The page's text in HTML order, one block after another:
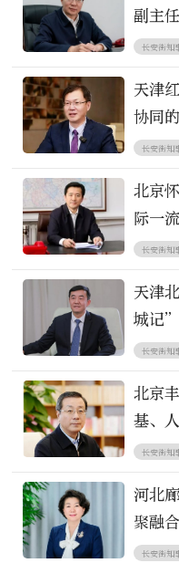
副主
新区
长安街知
天津
协同
发展
长安街知
北京
际一
长安街知
天津
城记
长安街知
北京
基、
现代
长安街知
河北
聚融
长安街知